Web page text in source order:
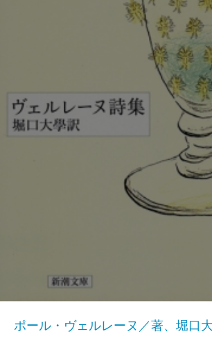
ポール・ヴェルレーヌ／著、堀口